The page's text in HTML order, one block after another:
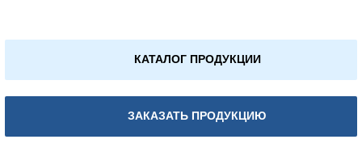
КАТАЛОГ ПРОДУКЦИИ
ЗАКАЗАТЬ ПРОДУКЦИЮ